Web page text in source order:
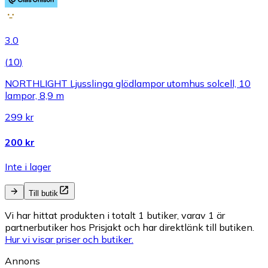
3.0
(10)
NORTHLIGHT Ljusslinga glödlampor utomhus solcell, 10
lampor, 8,9 m
299 kr
200 kr
Inte i lager
Till butik
Vi har hittat produkten i totalt 1 butiker, varav 1 är
partnerbutiker hos Prisjakt och har direktlänk till butiken.
Hur vi visar priser och butiker.
Annons